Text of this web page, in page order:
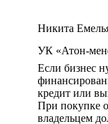
Никита
УК «Атон-
Если бизнес
кредит или
При покупке
владельцем